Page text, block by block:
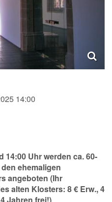
14:00
14:00 Uhr werden ca. 60-
ehemaligen
angeboten (Ihr
alten Klosters: 8 € Erw., 4
Jahren frei!)